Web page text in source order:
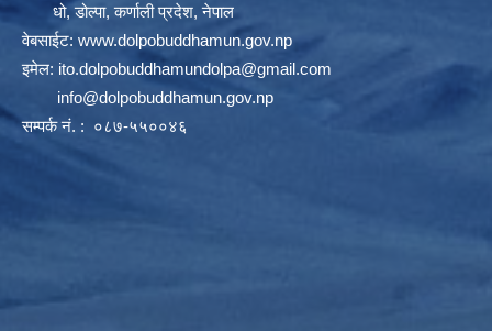
धो, डोल्पा, कर्णाली प्रदेश, नेपाल
वेबसाईट: www.dolpobuddhamun.gov.np
इमेल: ito.dolpobuddhamundolpa@gmail.com
info@dolpobuddhamun.gov.np
सम्पर्क नं. : ०८७-५५००४६